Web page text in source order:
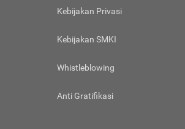
Kebijakan Privasi
Kebijakan SMKI
Whistleblowing
Anti Gratifikasi